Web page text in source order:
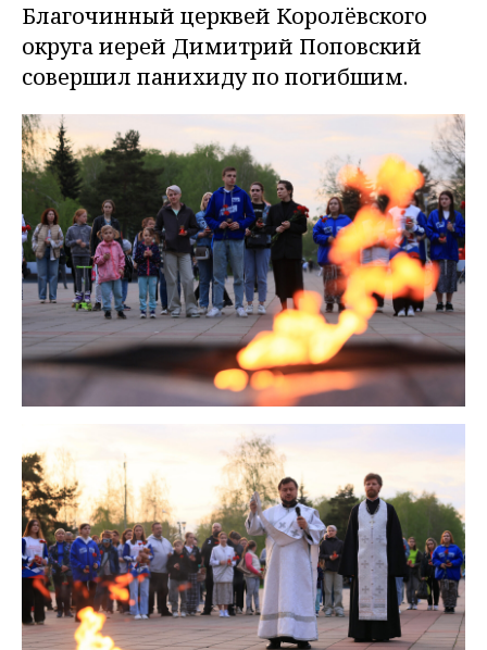
Благочинный церквей Королëвского
округа иерей Димитрий Поповский
совершил панихиду по погибшим.